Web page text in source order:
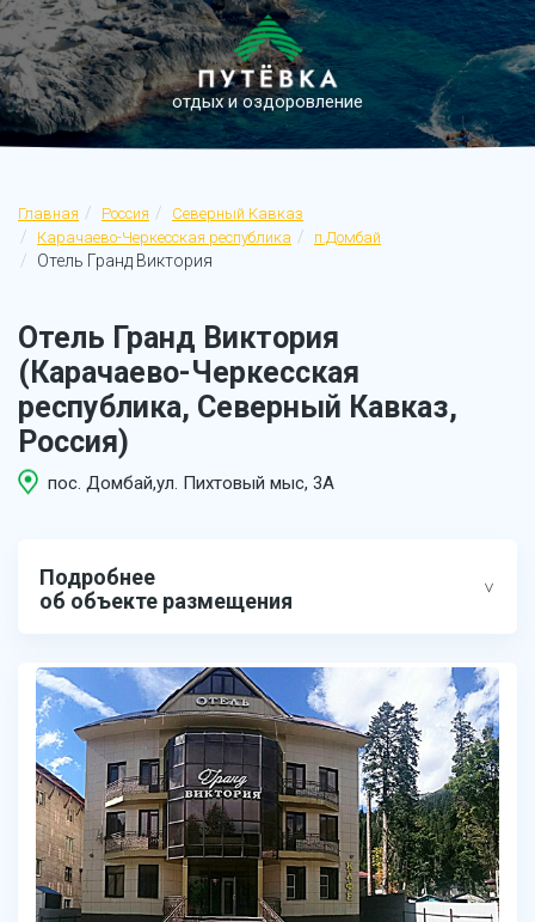
отдых и оздоровление
Главная Россия
Северный Кавказ
Карачаево-Черкесская республика
п.Домбай
Отель Гранд Виктория
Отель Гранд Виктория
(Карачаево-Черкесская
республика, Северный Кавказ,
Россия)
пос. Домбай,ул. Пихтовый мыс, 3А
Подробнее
об объекте размещения